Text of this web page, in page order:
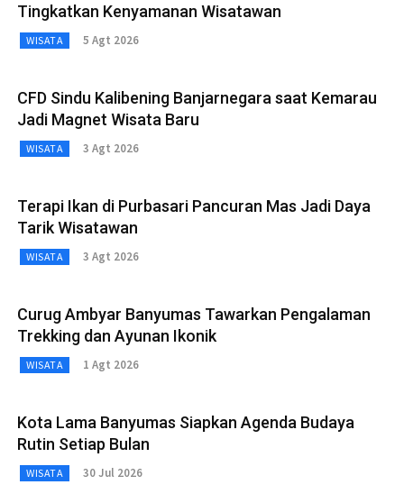
Tingkatkan Kenyamanan Wisatawan
WISATA 5 Agt 2026
CFD Sindu Kalibening Banjarnegara saat Kemarau
Jadi Magnet Wisata Baru
WISATA 3 Agt 2026
Terapi Ikan di Purbasari Pancuran Mas Jadi Daya
Tarik Wisatawan
WISATA 3 Agt 2026
Curug Ambyar Banyumas Tawarkan Pengalaman
Trekking dan Ayunan Ikonik
WISATA 1 Agt 2026
Kota Lama Banyumas Siapkan Agenda Budaya
Rutin Setiap Bulan
WISATA 30 Jul 2026